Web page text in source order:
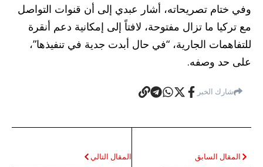
وفي ختام تصريحاته، أشار عبدي إلى أن قنوات التواصل
مع تركيا ما تزال مفتوحة، لافتاً إلى إمكانية دعم أنقرة
للتفاهمات الجارية، “في حال أبدت جدية في تنفيذها”،
على حد وصفه.
شارك الخبر
المقال السابق المقال التالي